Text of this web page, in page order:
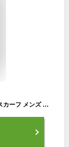
ナンガ NANGA ポータブルライトダウン マフラー スカーフ メンズ レディース PORTABLE LIGHT DOWN MUFFLER ブラック ネイビー カーキ ブラウン 黒 N1PMBKH2